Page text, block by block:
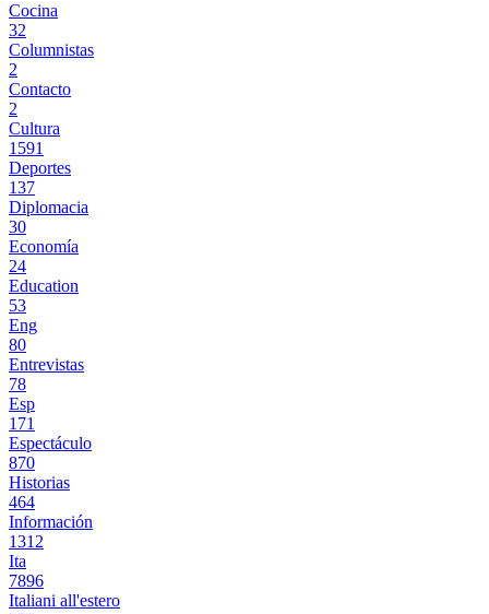
Cocina
32
Columnistas
2
Contacto
2
Cultura
1591
Deportes
137
Diplomacia
30
Economía
24
Education
53
Eng
80
Entrevistas
78
Esp
171
Espectáculo
870
Historias
464
Información
1312
Ita
7896
Italiani all'estero